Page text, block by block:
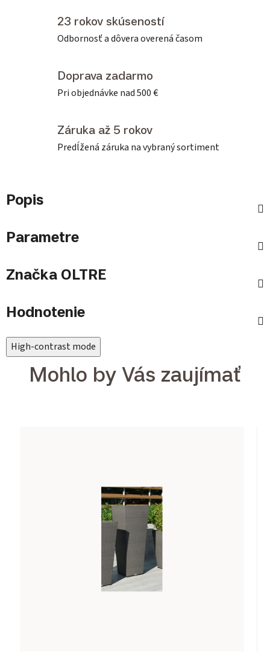
23 rokov skúseností
Odbornosť a dôvera overená časom
Doprava zadarmo
Pri objednávke nad 500 €
Záruka až 5 rokov
Predĺžená záruka na vybraný sortiment
Popis
Parametre
Značka OLTRE
Hodnotenie
High-contrast mode
Mohlo by Vás zaujímať